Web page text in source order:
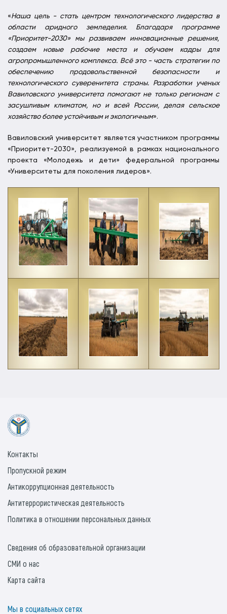
«Наша цель - стать центром технологического лидерства в
области аридного земледелия. Благодаря программе
«Приоритет-2030» мы развиваем инновационные решения,
создаем новые рабочие места и обучаем кадры для
агропромышленного комплекса. Всё это - часть стратегии по
обеспечению продовольственной безопасности и
технологического суверенитета страны. Разработки ученых
Вавиловского университета помогают не только регионам с
засушливым климатом, но и всей России, делая сельское
хозяйство более устойчивым и экологичным».
Вавиловский университет является участником программы
«Приоритет-2030», реализуемой в рамках национального
проекта «Молодежь и дети» федеральной программы
«Университеты для поколения лидеров».
Контакты
Пропускной режим
Антикоррупционная деятельность
Антитеррористическая деятельность
Политика в отношении персональных данных
Сведения об образовательной организации
СМИ о нас
Карта сайта
Мы в социальных сетях